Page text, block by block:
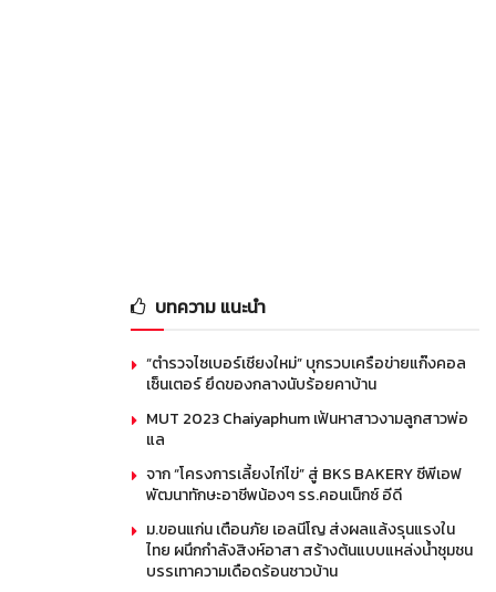
บทความ แนะนำ
“ตำรวจไซเบอร์เชียงใหม่” บุกรวบเครือข่ายแก๊งคอล
เซ็นเตอร์ ยึดของกลางนับร้อยคาบ้าน
MUT 2023 Chaiyaphum เฟ้นหาสาวงามลูกสาวพ่อ
แล
จาก “โครงการเลี้ยงไก่ไข่” สู่ BKS BAKERY ซีพีเอฟ
พัฒนาทักษะอาชีพน้องๆ รร.คอนเน็กซ์ อีดี
ม.ขอนแก่น เตือนภัย เอลนีโญ ส่งผลแล้งรุนแรงใน
ไทย ผนึกกำลังสิงห์อาสา สร้างต้นแบบแหล่งน้ำชุมชน
บรรเทาความเดือดร้อนชาวบ้าน